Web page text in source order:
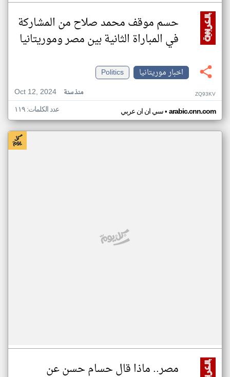
حسم موقف محمد صلاح من المشاركة
في المباراة الثانية بين مصر وموريتانيا
اخبار موريتانيا
Politics
Oct 12, 2024
منذ سنة ZQ93KV
سي ان ان عربي• arabic.cnn.com عدد الكلمات: ١١٩
مصر.. ماذا قال حسام حسن عن